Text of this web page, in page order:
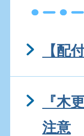
【配
『木
注意